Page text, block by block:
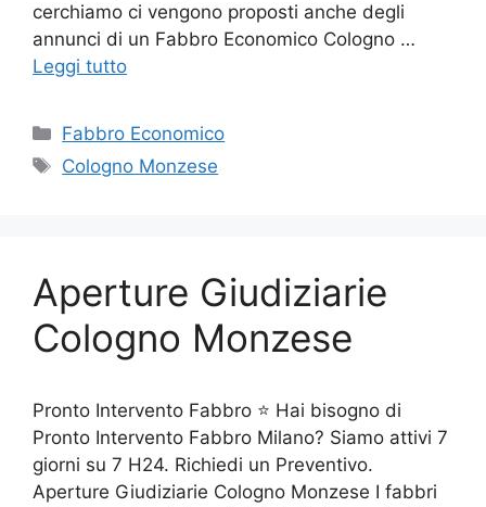
cerchiamo ci vengono proposti anche degli
annunci di un Fabbro Economico Cologno …
Leggi tutto
Categorie
Fabbro Economico
Tag
Cologno Monzese
Aperture Giudiziarie
Cologno Monzese
Pronto Intervento Fabbro ⭐ Hai bisogno di
Pronto Intervento Fabbro Milano? Siamo attivi 7
giorni su 7 H24. Richiedi un Preventivo.
Aperture Giudiziarie Cologno Monzese I fabbri